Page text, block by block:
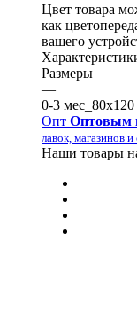
Цвет товара
как
вашего
Размеры
—
0-3
Опт Оптовым
лавок, магазинов
Наши товары